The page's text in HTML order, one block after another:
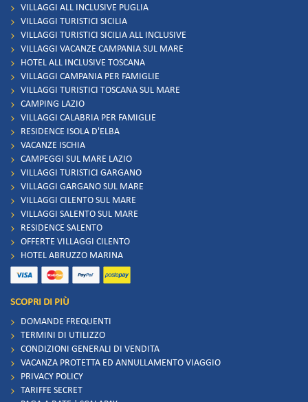
VILLAGGI ALL INCLUSIVE PUGLIA
VILLAGGI TURISTICI SICILIA
VILLAGGI TURISTICI SICILIA ALL INCLUSIVE
VILLAGGI VACANZE CAMPANIA SUL MARE
HOTEL ALL INCLUSIVE TOSCANA
VILLAGGI CAMPANIA PER FAMIGLIE
VILLAGGI TURISTICI TOSCANA SUL MARE
CAMPING LAZIO
VILLAGGI CALABRIA PER FAMIGLIE
RESIDENCE ISOLA D'ELBA
VACANZE ISCHIA
CAMPEGGI SUL MARE LAZIO
VILLAGGI TURISTICI GARGANO
VILLAGGI GARGANO SUL MARE
VILLAGGI CILENTO SUL MARE
VILLAGGI SALENTO SUL MARE
RESIDENCE SALENTO
OFFERTE VILLAGGI CILENTO
HOTEL ABRUZZO MARINA
SCOPRI DI PIÙ
DOMANDE FREQUENTI
TERMINI DI UTILIZZO
CONDIZIONI GENERALI DI VENDITA
VACANZA PROTETTA ED ANNULLAMENTO VIAGGIO
PRIVACY POLICY
TARIFFE SECRET